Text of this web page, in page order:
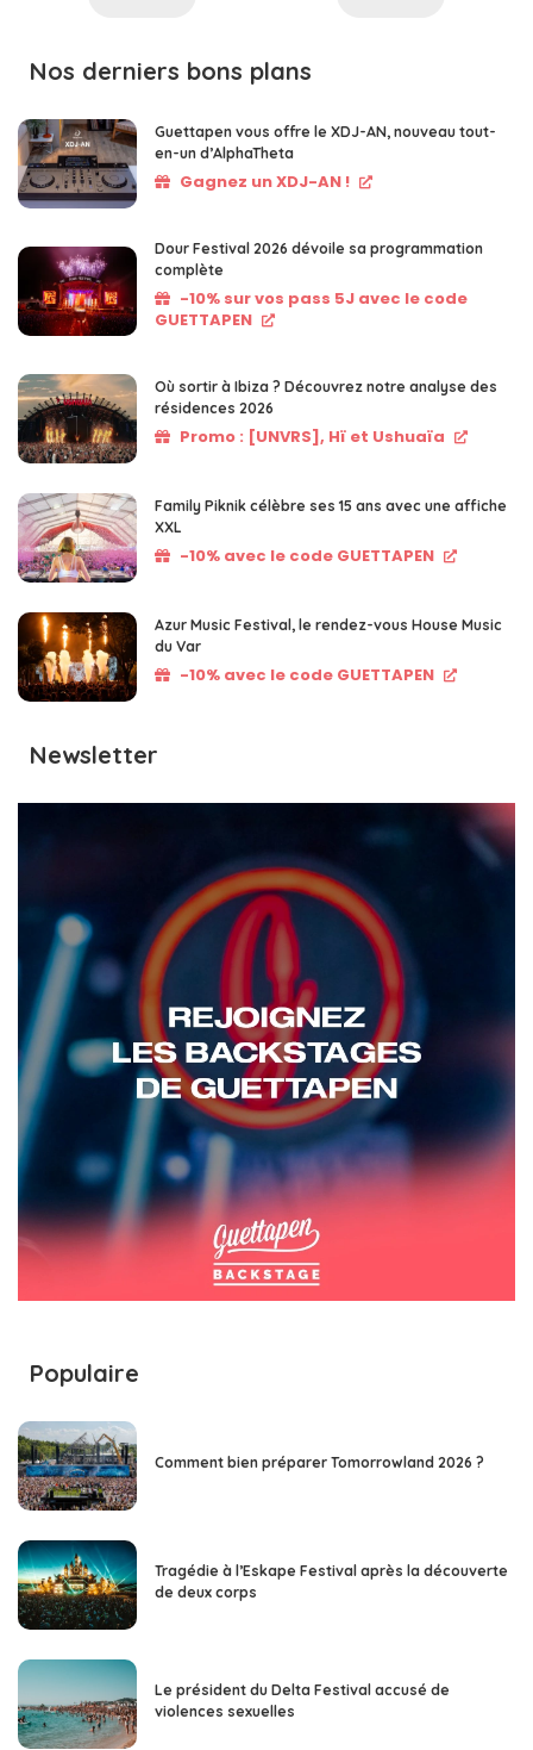
Nos derniers bons plans
Guettapen vous offre le XDJ-AN, nouveau tout-
en-un d’AlphaTheta
Gagnez un XDJ-AN !
Dour Festival 2026 dévoile sa programmation
complète
-10% sur vos pass 5J avec le code
GUETTAPEN
Où sortir à Ibiza ? Découvrez notre analyse des
résidences 2026
Promo : [UNVRS], Hï et Ushuaïa
Family Piknik célèbre ses 15 ans avec une affiche
XXL
-10% avec le code GUETTAPEN
Azur Music Festival, le rendez-vous House Music
du Var
-10% avec le code GUETTAPEN
Newsletter
Populaire
Comment bien préparer Tomorrowland 2026 ?
Tragédie à l’Eskape Festival après la découverte
de deux corps
Le président du Delta Festival accusé de
violences sexuelles